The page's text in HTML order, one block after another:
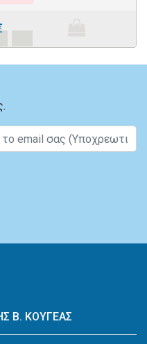
Β. ΚΟΥΓΕΑΣ